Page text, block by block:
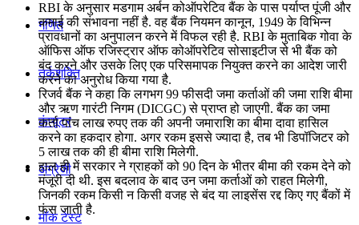
गणित
तर्कशक्ति
कंप्यूटर
अंग्रेजी
मॉक टेस्ट
RBI के अनुसार मडगाम अर्बन कोऑपरेटिव बैंक के पास पर्याप्त पूंजी और
कमाई की संभावना नहीं है. वह बैंक नियमन कानून, 1949 के विभिन्न
प्रावधानों का अनुपालन करने में विफल रही है. RBI के मुताबिक गोवा के
ऑफिस ऑफ रजिस्ट्रार ऑफ कोऑपरेटिव सोसाइटीज से भी बैंक को
बंद करने और उसके लिए एक परिसमापक नियुक्त करने का आदेश जारी
करने का अनुरोध किया गया है.
रिजर्व बैंक ने कहा कि लगभग 99 फीसदी जमा कर्ताओं की जमा राशि बीमा
और ऋण गारंटी निगम (DICGC) से प्राप्त हो जाएगी. बैंक का जमा
कर्ता पांच लाख रुपए तक की अपनी जमाराशि का बीमा दावा हासिल
करने का हकदार होगा. अगर रकम इससे ज्यादा है, तब भी डिपॉजिटर को
5 लाख तक की ही बीमा राशि मिलेगी.
हाल ही में सरकार ने ग्राहकों को 90 दिन के भीतर बीमा की रकम देने को
मंजूरी दी थी. इस बदलाव के बाद उन जमा कर्ताओं को राहत मिलेगी,
जिनकी रकम किसी न किसी वजह से बंद या लाइसेंस रद्द किए गए बैंकों में
फंस जाती है.